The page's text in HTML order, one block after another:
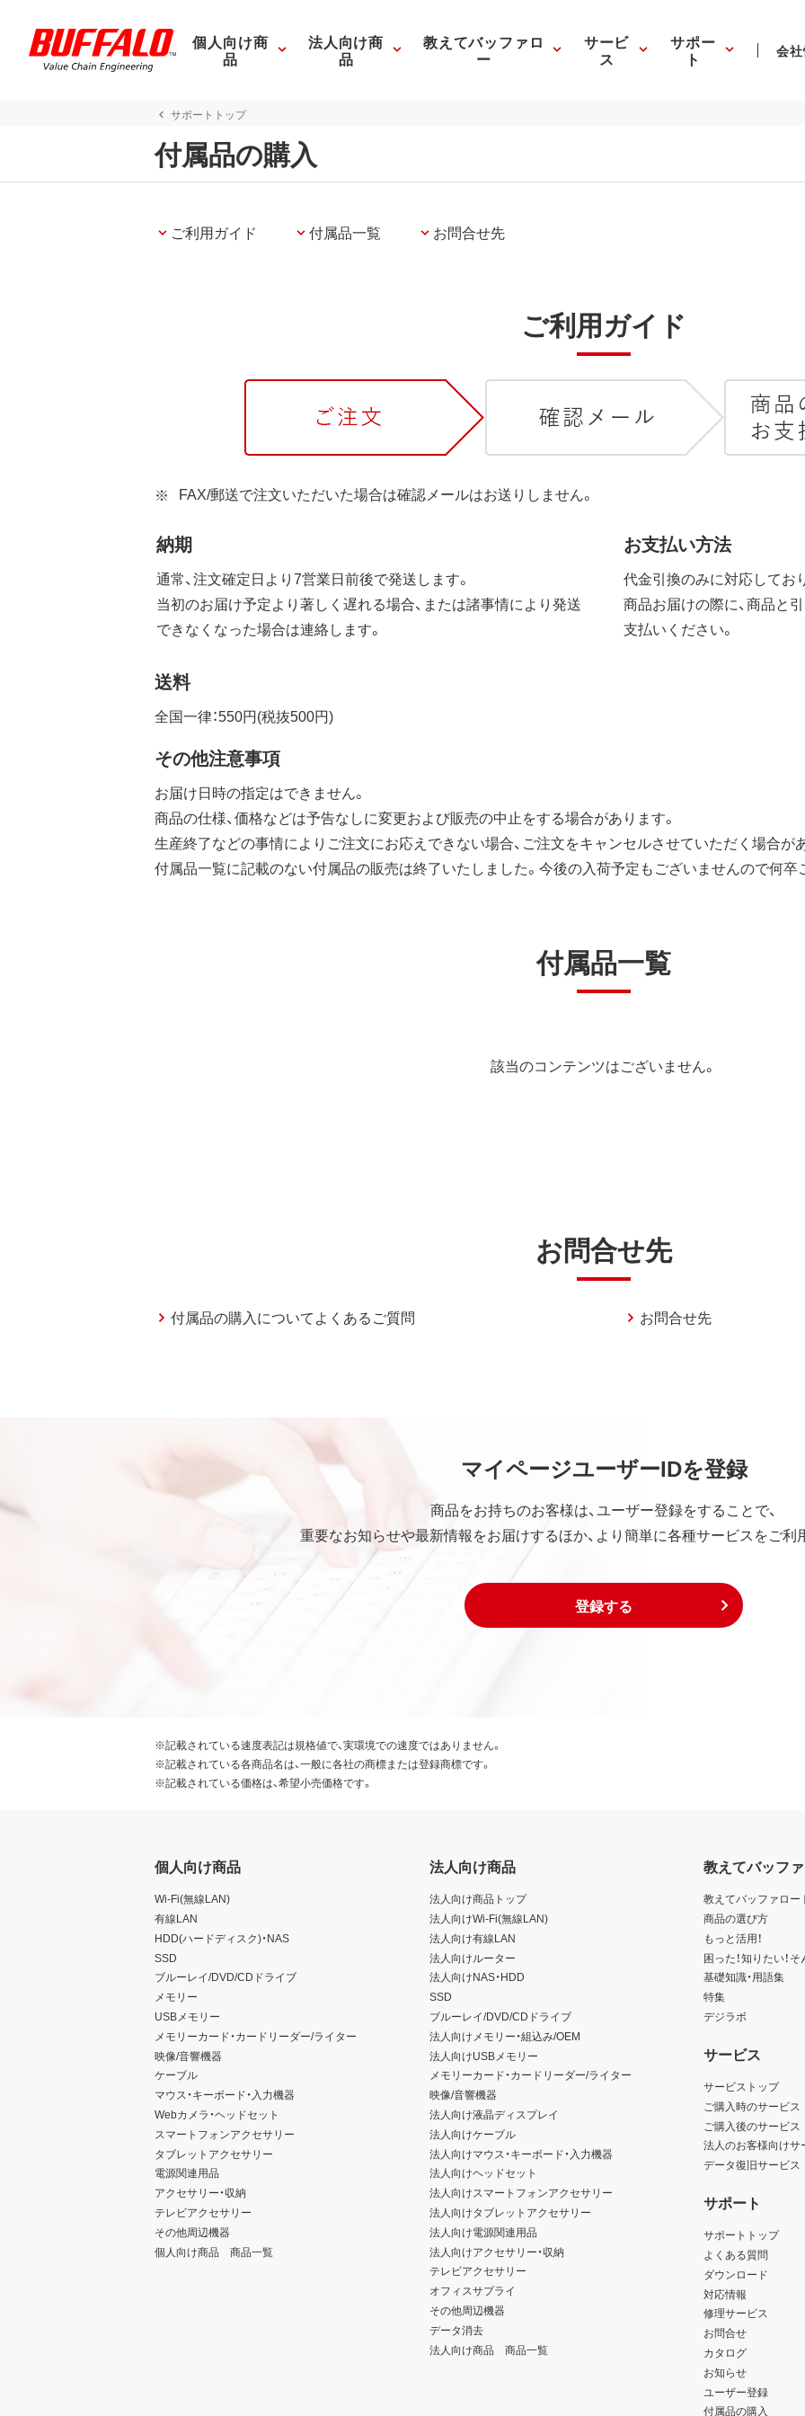
個人向け商
品
法人向け商
品
教えてバッファロ
ー
サービ
ス
サポー
ト 会
サポートトップ
付属品の購入
ご利用ガイド 付属品一覧 お問合せ先
ご利用ガイド
FAX/郵送で注文いただいた場合は確認メールはお送りしません。
納期
通常、注文確定日より7営業日前後で発送します。
当初のお届け予定より著しく遅れる場合、または諸事情により発送
できなくなった場合は連絡します。
お支払い方法
代金引換のみに対応してお
商品お届けの際に、商品と
支払いください。
送料
全国一律：550円(税抜500円)
その他注意事項
お届け日時の指定はできません。
商品の仕様、価格などは予告なしに変更および販売の中止をする場合があります。
生産終了などの事情によりご注文にお応えできない場合、ご注文をキャンセルさせていただく場合が
付属品一覧に記載のない付属品の販売は終了いたしました。今後の入荷予定もございませんので何卒
付属品一覧
該当のコンテンツはございません。
お問合せ先
付属品の購入についてよくあるご質問 お問合せ先
マイページユーザーIDを登録
商品をお持ちのお客様は、ユーザー登録をすることで、
重要なお知らせや最新情報をお届けするほか、より簡単に各種サービスをご利
登録する
※記載されている速度表記は規格値で、実環境での速度ではありません。
※記載されている各商品名は、一般に各社の商標または登録商標です。
※記載されている価格は、希望小売価格です。
個人向け商品
Wi-Fi(無線LAN)
有線LAN
HDD(ハードディスク)・NAS
SSD
ブルーレイ/DVD/CDドライブ
メモリー
USBメモリー
メモリーカード・カードリーダー/ライター
映像/音響機器
ケーブル
マウス・キーボード・入力機器
Webカメラ・ヘッドセット
スマートフォンアクセサリー
タブレットアクセサリー
電源関連用品
アクセサリー・収納
テレビアクセサリー
その他周辺機器
個人向け商品 商品一覧
法人向け商品
法人向け商品トップ
法人向けWi-Fi(無線LAN)
法人向け有線LAN
法人向けルーター
法人向けNAS・HDD
SSD
ブルーレイ/DVD/CDドライブ
法人向けメモリー・組込み/OEM
法人向けUSBメモリー
メモリーカード・カードリーダー/ライター
映像/音響機器
法人向け液晶ディスプレイ
法人向けケーブル
法人向けマウス・キーボード・入力機器
法人向けヘッドセット
法人向けスマートフォンアクセサリー
法人向けタブレットアクセサリー
法人向け電源関連用品
法人向けアクセサリー・収納
テレビアクセサリー
オフィスサプライ
その他周辺機器
データ消去
法人向け商品 商品一覧
教えてバッフ
教えてバッファロー
商品の選び方
もっと活用！
困った！知りたい！
基礎知識・用語集
特集
デジラボ
サービス
サービストップ
ご購入時のサービス
ご購入後のサービス
法人のお客様向けサ
データ復旧サービス
サポート
サポートトップ
よくある質問
ダウンロード
対応情報
修理サービス
お問合せ
カタログ
お知らせ
ユーザー登録
付属品の購入